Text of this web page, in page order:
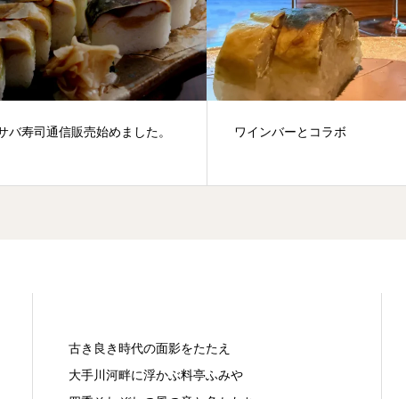
ワインバーとコラボ ２代目就任のご挨拶
古き良き時代の面影をたたえ
大手川河畔に浮かぶ料亭ふみや